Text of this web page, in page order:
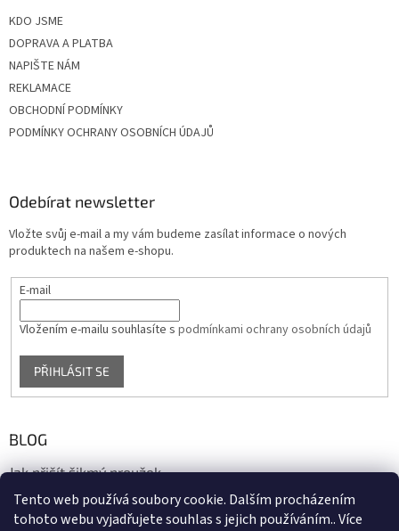
Tento web používá soubory cookie. Dalším procházením
tohoto webu vyjadřujete souhlas s jejich používáním.. Více
KDO JSME
DOPRAVA A PLATBA
NAPIŠTE NÁM
REKLAMACE
OBCHODNÍ PODMÍNKY
PODMÍNKY OCHRANY OSOBNÍCH ÚDAJŮ
Odebírat newsletter
Vložte svůj e-mail a my vám budeme zasílat informace o nových
produktech na našem e-shopu.
E-mail
Vložením e-mailu souhlasíte s podmínkami ochrany osobních údajů
PŘIHLÁSIT SE
BLOG
Jak přišít šikmý proužek
17.10.2020